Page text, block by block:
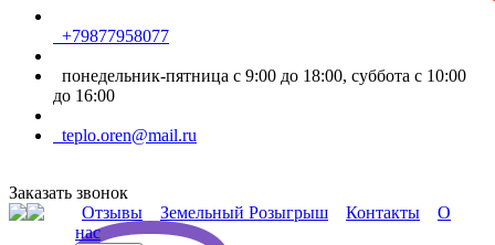
+79877958077
понедельник-пятница с 9:00 до 18:00, суббота с 10:00
до 16:00
teplo.oren@mail.ru
Заказать звонок
Отзывы
Земельный Розыгрыш Контакты
О
нас